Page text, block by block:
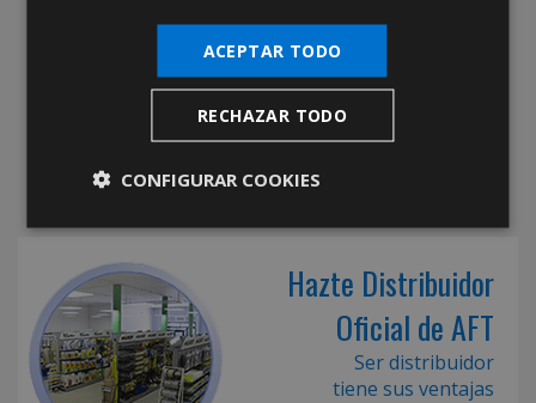
Hazte Distribuidor
Oficial de AFT
Ser distribuidor
tiene sus ventajas
ACEPTAR TODO
RECHAZAR TODO
CONFIGURAR COOKIES